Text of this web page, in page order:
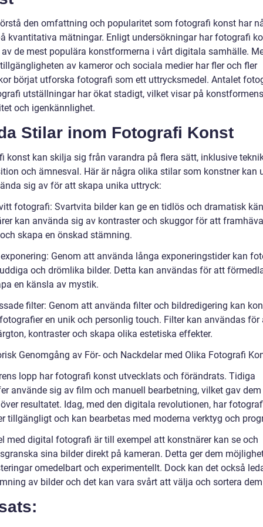
den omfattning och popularitet som fotografi konst har
kvantitativa mätningar. Enligt undersökningar har fotografi
de mest populära konstformerna i vårt digitala samhälle.
av kameror och sociala medier har fler och fler
börjat utforska fotografi som ett uttrycksmedel. Antalet
utställningar har ökat stadigt, vilket visar på konstformens
och igenkännlighet.
Stilar inom Fotografi Konst
konst kan skilja sig från varandra på flera sätt, inklusive
och ämnesval. Här är några olika stilar som konstner kan
sig av för att skapa unika uttryck:
fotografi: Svartvita bilder kan ge en tidlös och dramatisk
kan använda sig av kontraster och skuggor för att framhäva
skapa en önskad stämning.
Genom att använda långa exponeringstider kan
och drömlika bilder. Detta kan användas för att
en känsla av mystik.
filter: Genom att använda filter och bildredigering kan
en unik och personlig touch. Filter kan användas för
kontraster och skapa olika estetiska effekter.
Genomgång av För- och Nackdelar med Olika Fotografi
lopp har fotografi konst utvecklats och förändrats. Tidiga
använde sig av film och manuell bearbetning, vilket gav
resultatet. Idag, med den digitala revolutionen, har
tillgängligt och kan bearbetas med moderna verktyg och
med digital fotografi är till exempel att konstnärer kan se och
sina bilder direkt på kameran. Detta ger dem
omedelbart och experimentellt. Dock kan det också
av bilder och det kan vara svårt att välja och sortera